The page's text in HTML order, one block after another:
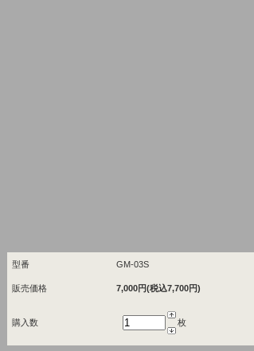
型番 GM-03S
販売価格 7,000円(税込7,700円)
購入数 枚